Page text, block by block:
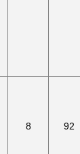
92
8